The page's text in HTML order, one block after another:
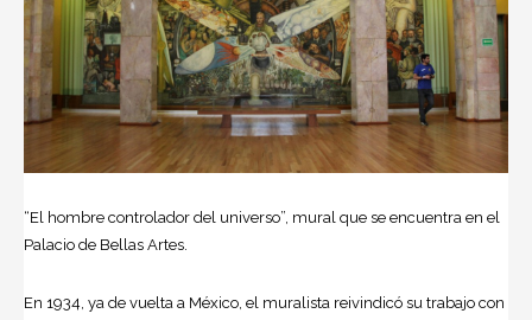
“El hombre controlador del universo”, mural que se encuentra en el
Palacio de Bellas Artes.
En 1934, ya de vuelta a México, el muralista reivindicó su trabajo con